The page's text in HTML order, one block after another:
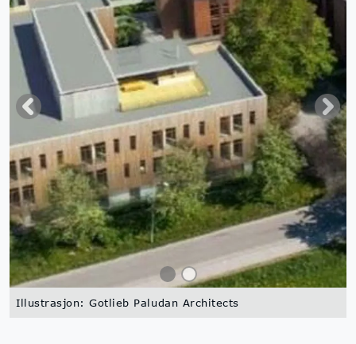
Illustrasjon: Gotlieb Paludan Architects